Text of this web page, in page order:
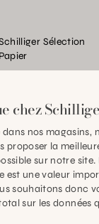
Sélection
Papier
2000000598563
chez
nos magasins,
proposer la
sur notre site.
est une valeur
souhaitons donc
sur les données